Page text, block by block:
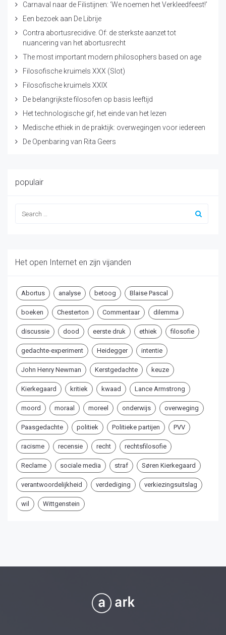
Carnaval naar de Filistijnen: ‘We noemen het Verkleedfeest!’
Een bezoek aan De Librije
Contra abortusrecidive. Of: de sterkste aanzet tot
nuancering van het abortusrecht
The most important modern philosophers based on age
Filosofische kruimels XXX (Slot)
Filosofische kruimels XXIX
De belangrijkste filosofen op basis leeftijd
Het technologische gif, het einde van het lezen
Medische ethiek in de praktijk: overwegingen voor iedereen
De Openbaring van Rita Geers
populair
Het open Internet en zijn vijanden
Abortus analyse betoog Blaise Pascal
boeken Chesterton Commentaar dilemma
discussie dood eerste druk ethiek filosofie
gedachte-experiment Heidegger intentie
John Henry Newman Kerstgedachte keuze
Kierkegaard kritiek kwaad Lance Armstrong
moord moraal moreel onderwijs overweging
Paasgedachte politiek Politieke partijen PVV
racisme recensie recht rechtsfilosofie
Reclame sociale media straf Søren Kierkegaard
verantwoordelijkheid verdediging verkiezingsuitslag
wil Wittgenstein